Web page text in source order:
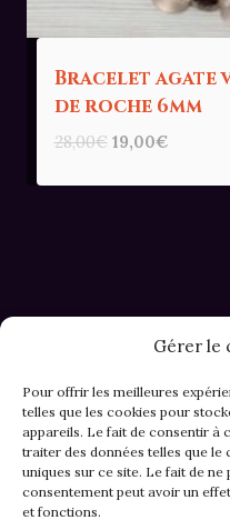
Gérer le
Pour offrir les meilleures
telles que les cookies pour
appareils. Le fait de consentir à
traiter des données telles que
uniques sur ce site. Le fait de
consentement peut avoir un
et fonctions.
Bracelet
de roche 6mm
28,00€ Le
initial
19,00€Le
actuel
CGV